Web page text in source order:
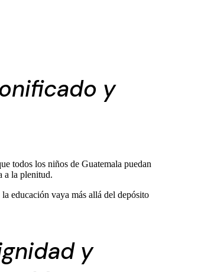
y
todos los niños de Guatemala puedan
a la plenitud.
educación vaya más allá del depósito
y